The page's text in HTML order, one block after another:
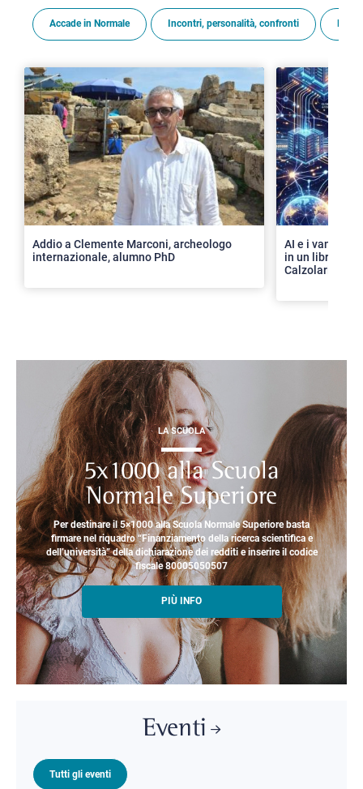
Accade in Normale Incontri, personalità, confronti
Addio a Clemente Marconi, archeologo
internazionale, alumno PhD
AI e i vantaggi
in un libro con
Calzolari
>
LA SCUOLA
5x1000 alla Scuola
Normale Superiore
Per destinare il 5×1000 alla Scuola Normale Superiore basta
firmare nel riquadro “Finanziamento della ricerca scientifica e
dell’università” della dichiarazione dei redditi e inserire il codice
fiscale 80005050507
PIÙ INFO
Eventi
Tutti gli eventi